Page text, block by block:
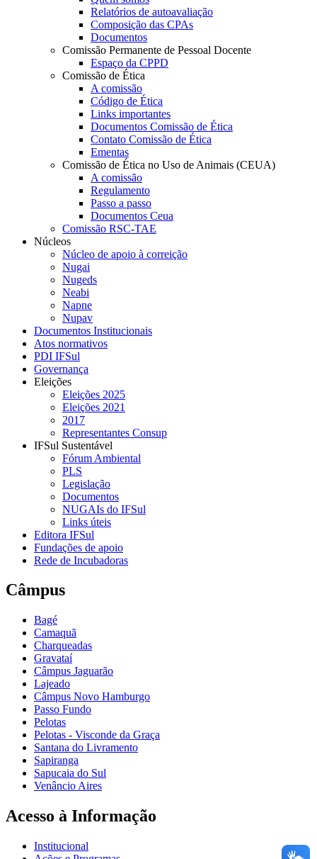
Relatórios de autoavaliação
Composição das CPAs
Documentos
Comissão Permanente de Pessoal Docente
Espaço da CPPD
Comissão de Ética
A comissão
Código de Ética
Links importantes
Documentos Comissão de Ética
Contato Comissão de Ética
Ementas
Comissão de Ética no Uso de Animais (CEUA)
A comissão
Regulamento
Passo a passo
Documentos Ceua
Comissão RSC-TAE
Núcleos
Núcleo de apoio à correição
Nugai
Nugeds
Neabi
Napne
Nupav
Documentos Institucionais
Atos normativos
PDI IFSul
Governança
Eleições
Eleições 2025
Eleições 2021
2017
Representantes Consup
IFSul Sustentável
Fórum Ambiental
PLS
Legislação
Documentos
NUGAIs do IFSul
Links úteis
Editora IFSul
Fundações de apoio
Rede de Incubadoras
Câmpus
Bagé
Camaquã
Charqueadas
Gravataí
Câmpus Jaguarão
Lajeado
Câmpus Novo Hamburgo
Passo Fundo
Pelotas
Pelotas - Visconde da Graça
Santana do Livramento
Sapiranga
Sapucaia do Sul
Venâncio Aires
Acesso à Informação
Institucional